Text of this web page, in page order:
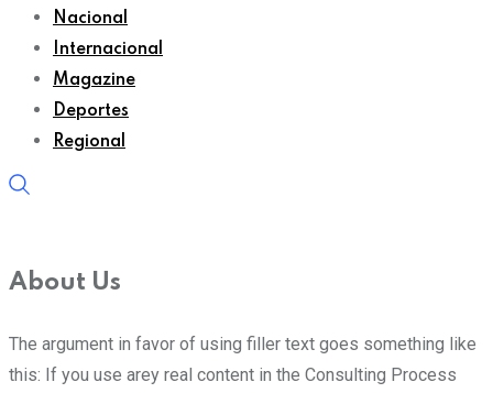
Nacional
Internacional
Magazine
Deportes
Regional
About Us
The argument in favor of using filler text goes something like
this: If you use arey real content in the Consulting Process